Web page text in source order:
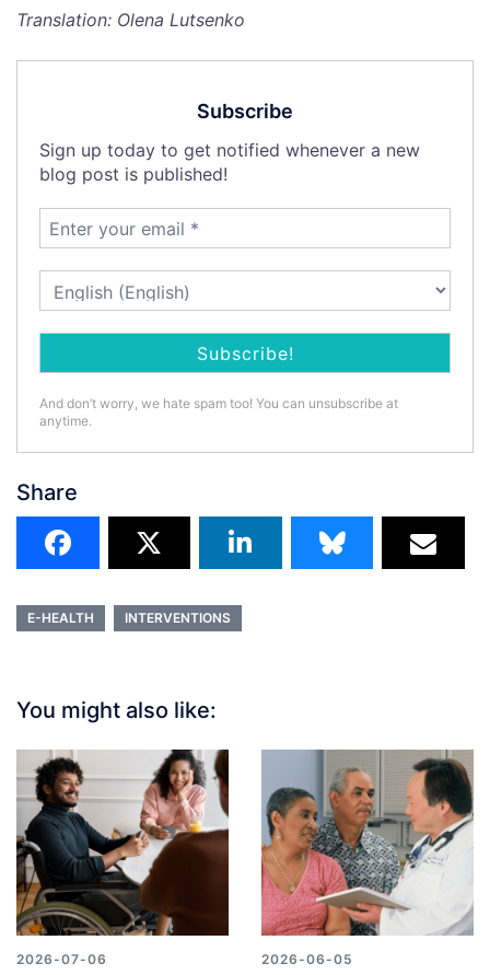
Translation: Olena Lutsenko
Subscribe
Sign up today to get notified whenever a new
blog post is published!
And don’t worry, we hate spam too! You can unsubscribe at
anytime.
Share
E-HEALTH INTERVENTIONS
You might also like:
2026-07-06 2026-06-05